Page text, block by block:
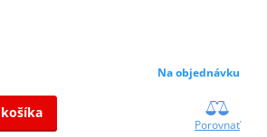
Na objednávku
Porovnať